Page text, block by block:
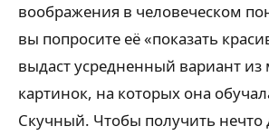
воображения в человеческом
вы попросите её «показать
выдаст усредненный вариант
картинок, на которых она
Скучный. Чтобы получить нечто